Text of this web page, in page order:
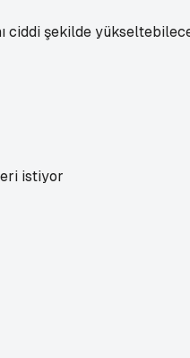
ciddi şekilde
istiyor